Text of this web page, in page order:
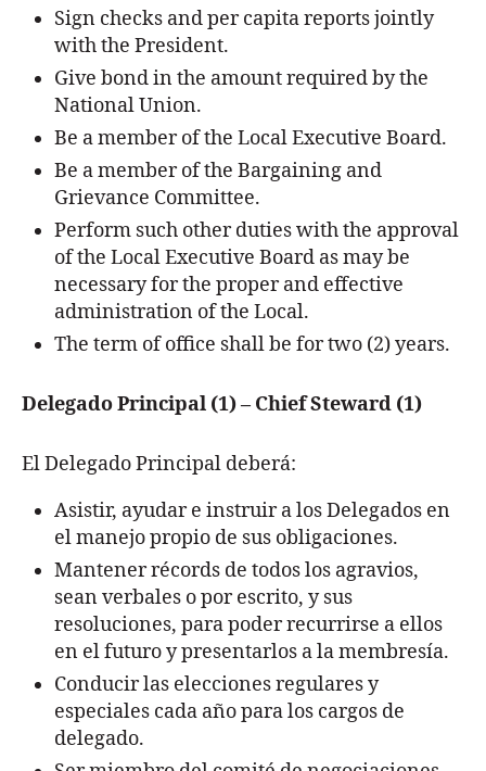
Sign checks and per capita reports jointly
with the President.
Give bond in the amount required by the
National Union.
Be a member of the Local Executive Board.
Be a member of the Bargaining and
Grievance Committee.
Perform such other duties with the approval
of the Local Executive Board as may be
necessary for the proper and effective
administration of the Local.
The term of office shall be for two (2) years.
Delegado Principal (1) – Chief Steward (1)
El Delegado Principal deberá:
Asistir, ayudar e instruir a los Delegados en
el manejo propio de sus obligaciones.
Mantener récords de todos los agravios,
sean verbales o por escrito, y sus
resoluciones, para poder recurrirse a ellos
en el futuro y presentarlos a la membresía.
Conducir las elecciones regulares y
especiales cada año para los cargos de
delegado.